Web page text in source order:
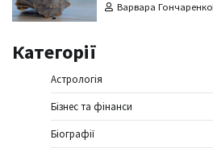
Варвара Гончаренко
Категорії
Астрологія
Бізнес та фінанси
Біографії